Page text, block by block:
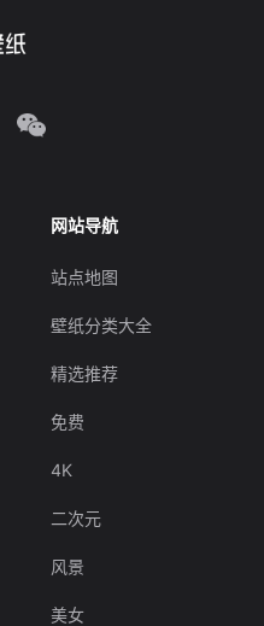
网站导航
站点地图
壁纸分类大全
精选推荐
免费
4K
二次元
风景
美女